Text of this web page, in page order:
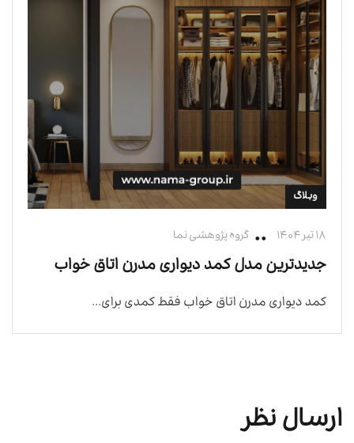
وبلاگ
۱۸ تیر ۱۴۰۴ گروه پژوهشی نما
جدیدترین مدل کمد دیواری مدرن اتاق خواب
کمد دیواری مدرن اتاق خواب فقط کمدی برای...
ارسال نظر